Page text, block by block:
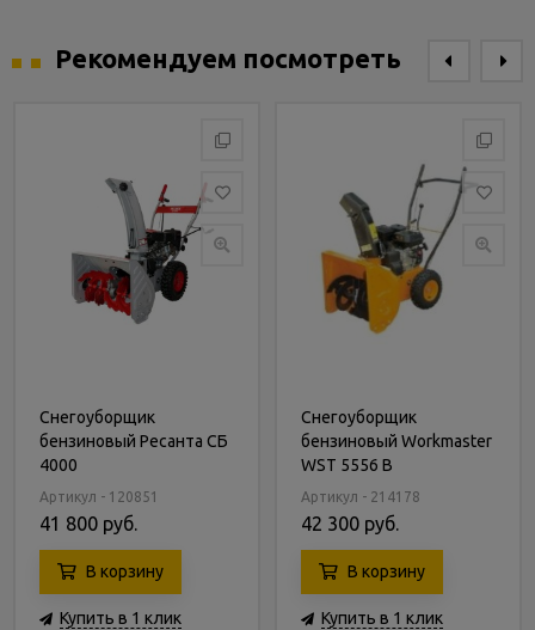
Рекомендуем посмотреть
Снегоуборщик
бензиновый Ресанта СБ
4000
Артикул - 120851
41 800 руб.
В корзину
Купить в 1 клик
Снегоуборщик
бензиновый Workmaster
WST 5556 B
Артикул - 214178
42 300 руб.
В корзину
Купить в 1 клик